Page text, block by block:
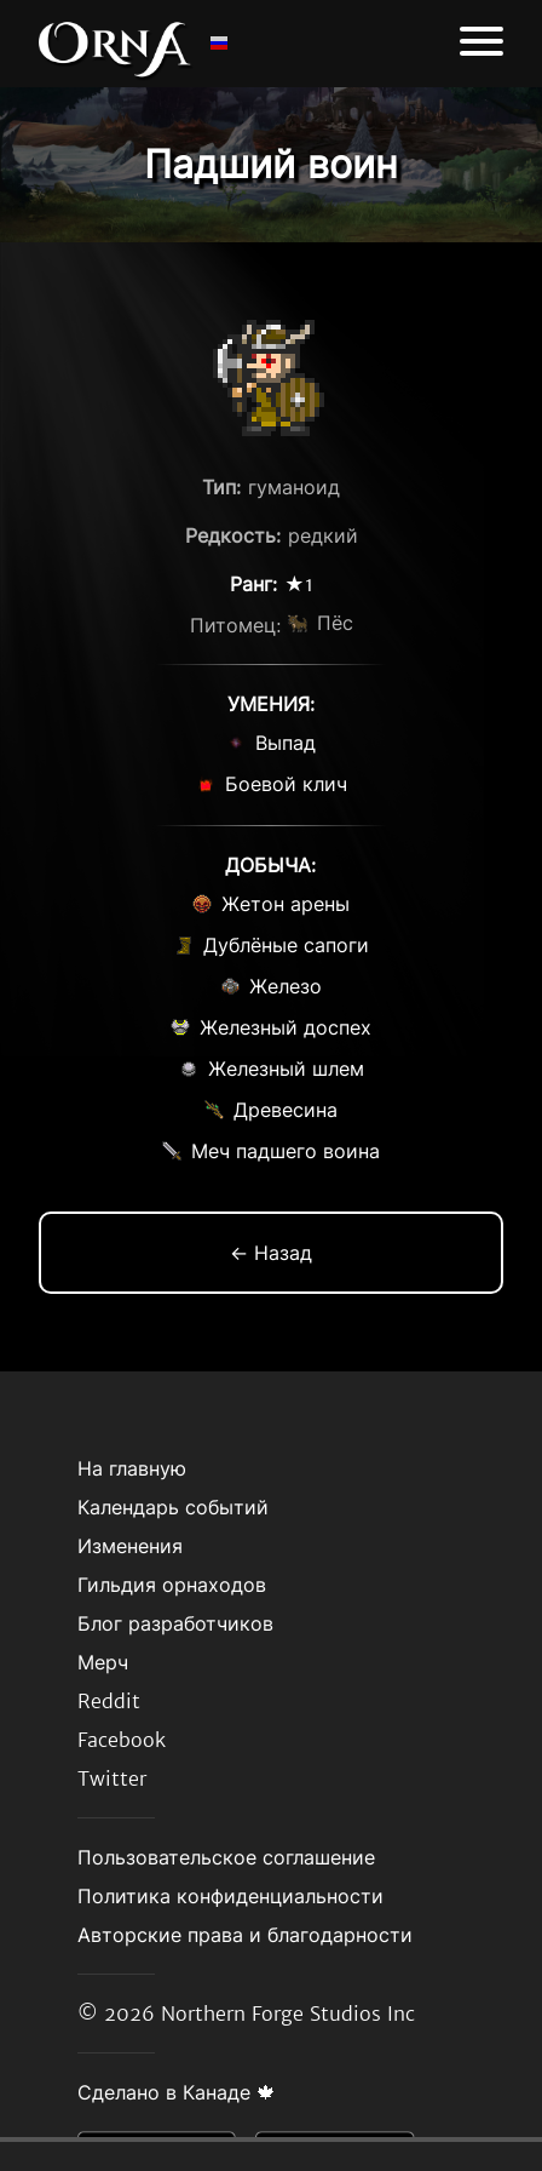
Падший воин
Тип: гуманоид
Редкость: редкий
Ранг: ★1
Питомец:
Пёс
УМЕНИЯ:
Выпад
Боевой клич
ДОБЫЧА:
Жетон арены
Дублёные сапоги
Железо
Железный доспех
Железный шлем
Древесина
Меч падшего воина
← Назад
На главную
Календарь событий
Изменения
Гильдия орнаходов
Блог разработчиков
Мерч
Reddit
Facebook
Twitter
Пользовательское соглашение
Политика конфиденциальности
Авторские права и благодарности
© 2026 Northern Forge Studios Inc
Сделано в Канаде 🍁